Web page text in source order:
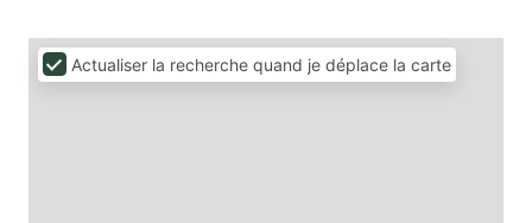
Actualiser la recherche quand je déplace la carte